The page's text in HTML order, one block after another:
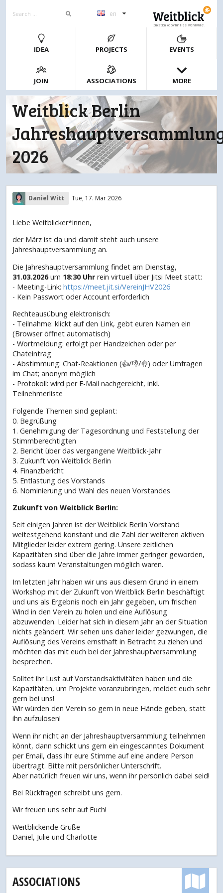
en
Education opportunities worldwide!
IDEA PROJECTS EVENTS
JOIN ASSOCIATIONS MORE
Weitblick Berlin
2026
Daniel Witt Tue, 17. Mar 2026
Liebe Weitblicker*innen,
der März ist da und damit steht auch unsere
Jahreshauptversammlung an.
Die Jahreshauptversammlung findet am Dienstag,
31.03.2026um 18:30 Uhrrein virtuell über Jitsi Meet statt:
- Meeting-Link: https://meet.jit.si/VereinJHV2026
- Kein Passwort oder Account erforderlich
Rechteausübung elektronisch:
- Teilnahme: klickt auf den Link, gebt euren Namen ein
(Browser öffnet automatisch)
- Wortmeldung: erfolgt per Handzeichen oder per
Chateintrag
- Abstimmung: Chat-Reaktionen (👍/👎/🤚) oder Umfragen
im Chat; anonym möglich
- Protokoll: wird per E-Mail nachgereicht, inkl.
Teilnehmerliste
Folgende Themen sind geplant:
0. Begrüßung
1. Genehmigung der Tagesordnung und Feststellung der
Stimmberechtigten
2. Bericht über das vergangene Weitblick-Jahr
3. Zukunft von Weitblick Berlin
4. Finanzbericht
5. Entlastung des Vorstands
6. Nominierung und Wahl des neuen Vorstandes
Zukunft von Weitblick Berlin:
Seit einigen Jahren ist der Weitblick Berlin Vorstand
weitestgehend konstant und die Zahl der weiteren aktiven
Mitglieder leider extrem gering. Unsere zeitlichen
Kapazitäten sind über die Jahre immer geringer geworden,
sodass kaum Veranstaltungen möglich waren.
Im letzten Jahr haben wir uns aus diesem Grund in einem
Workshop mit der Zukunft von Weitblick Berlin beschäftigt
und uns als Ergebnis noch ein Jahr gegeben, um frischen
Wind in den Verein zu holen und eine Auflösung
abzuwenden. Leider hat sich in diesem Jahr an der Situation
nichts geändert. Wir sehen uns daher leider gezwungen, die
Auflösung des Vereins ernsthaft in Betracht zu ziehen und
möchten das mit euch bei der Jahreshauptversammlung
besprechen.
Solltet ihr Lust auf Vorstandsaktivitäten haben und die
Kapazitäten, um Projekte voranzubringen, meldet euch sehr
gern bei uns!
Wir würden den Verein so gern in neue Hände geben, statt
ihn aufzulösen!
Wenn ihr nicht an der Jahreshauptversammlung teilnehmen
könnt, dann schickt uns gern ein eingescanntes Dokument
per Email, dass ihr eure Stimme auf eine andere Person
übertragt. Bitte mit persönlicher Unterschrift.
Aber natürlich freuen wir uns, wenn ihr persönlich dabei seid!
Bei Rückfragen schreibt uns gern.
Wir freuen uns sehr auf Euch!
Weitblickende Grüße
Daniel, Julie und Charlotte
ASSOCIATIONS